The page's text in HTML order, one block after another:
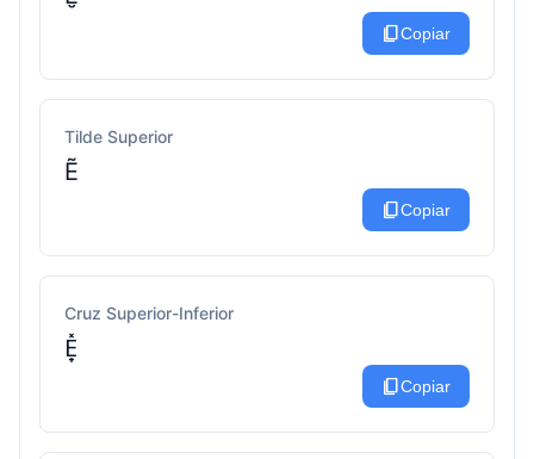
content_copyCopiar
Tilde Superior
Ẽ
content_copyCopiar
Cruz Superior-Inferior
E̟̽
content_copyCopiar